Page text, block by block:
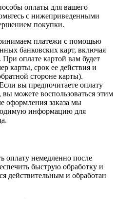
оплаты для вашего
с нижеприведенными
покупки.
платежи с помощью
банковских карт, включая
оплате картой вам будет
карты, срок ее действия и
стороне карты).
вы предпочитаете оплату
можете воспользоваться этим
оформления заказа мы
информацию для
оплату немедленно после
быструю обработку и
действительным и обработан